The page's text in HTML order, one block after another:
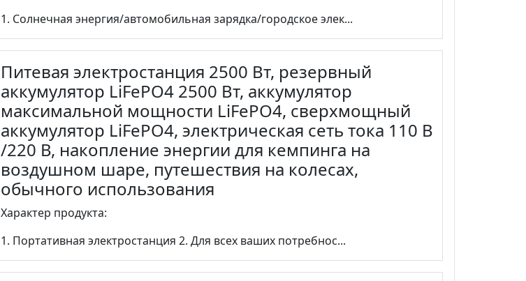
1. Солнечная энергия/автомобильная зарядка/городское элек...
Питевая электростанция 2500 Вт, резервный
аккумулятор LiFePO4 2500 Вт, аккумулятор
максимальной мощности LiFePO4, сверхмощный
аккумулятор LiFePO4, электрическая сеть тока 110 В
/220 В, накопление энергии для кемпинга на
воздушном шаре, путешествия на колесах,
обычного использования
Характер продукта:
1. Портативная электростанция 2. Для всех ваших потребнос...